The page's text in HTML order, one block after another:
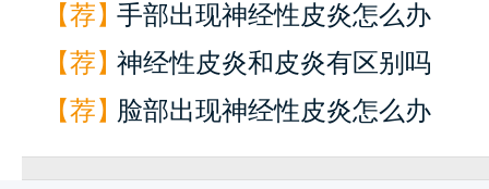
【荐】手部出现神经性皮炎怎么办
【荐】神经性皮炎和皮炎有区别吗
【荐】脸部出现神经性皮炎怎么办
一键通话 预约挂号 患者服务
1
来院路线